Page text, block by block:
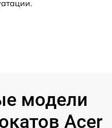
модели
Acer